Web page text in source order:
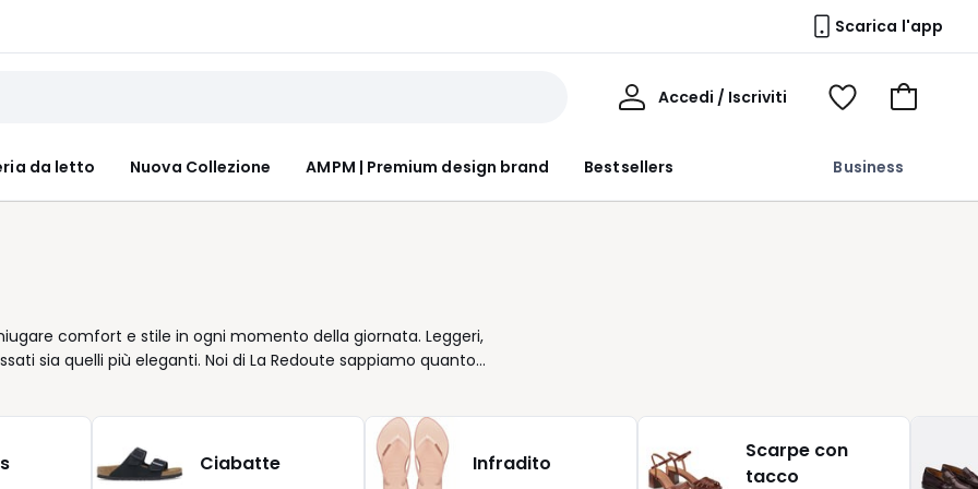
Scarica l'app
da letto Nuova Collezione AMPM | Premium design brand Bestsellers Business
Accedi / Iscriviti
Voir
Vai
comfort e stile in ogni momento della giornata. Leggeri,
sia quelli più eleganti. Noi di La Redoute sappiamo quanto
modelli pensati per adattarsi perfettamente alla forma
il paio che valorizza la vostra personalità. Ogni
risultato che unisce eleganza e praticità. Grazie alla varietà
potete aggiungere un tocco distintivo al vostro guardaroba
Ciabatte Infradito
Scarpe con
tacco